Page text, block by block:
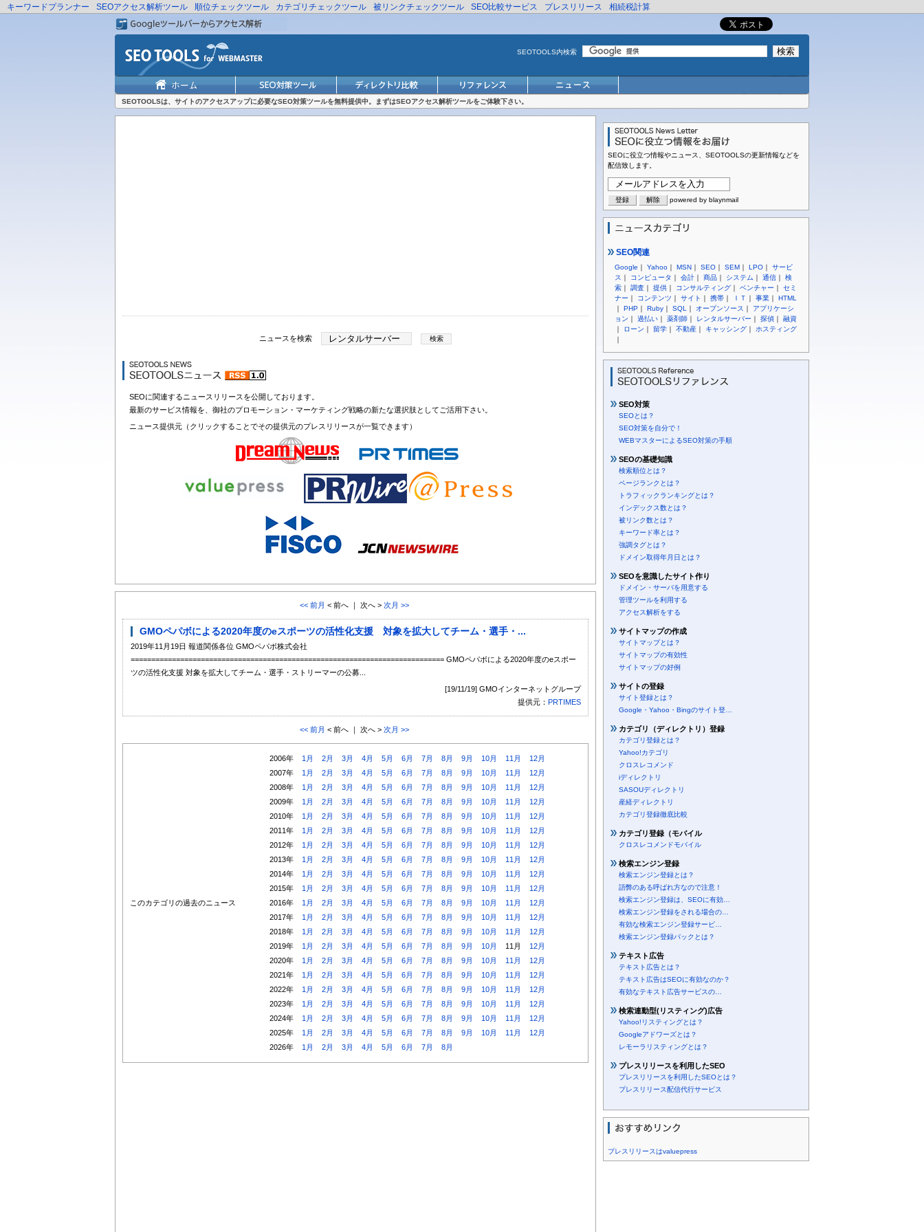
キーワードプランナー SEOアクセス解析ツール 順位チェックツール カテゴリチェックツール 被リンクチェックツール SEO比較サービス プレスリリース 相続税計算
SEOTOOLS内検索
SEOTOOLSは、サイトのアクセスアップに必要なSEO対策ツールを無料提供中。まずはSEOアクセス解析ツールをご体験下さい。
ニュースを検索
SEOに関連するニュースリリースを公開しております。
最新のサービス情報を、御社のプロモーション・マーケティング戦略の新たな選択肢としてご活用下さい。
ニュース提供元（クリックすることでその提供元のプレスリリースが一覧できます）
<< 前月 < 前へ ｜ 次へ > 次月 >>
GMOペパボによる2020年度のeスポーツの活性化支援 対象を拡大してチーム・選手・...
2019年11月19日 報道関係各位 GMOペパボ株式会社
============================================================================ GMOペパボによる2020年度のeスポー
ツの活性化支援 対象を拡大してチーム・選手・ストリーマーの公募...
[19/11/19] GMOインターネットグループ
提供元： PRTIMES
<< 前月 < 前へ ｜ 次へ > 次月 >>
このカテゴリの過去のニュース
2006年 1月 2月 3月 4月 5月 6月 7月 8月 9月 10月 11月
12月
2007年
1月 2月 3月 4月 5月 6月 7月 8月 9月 10月 11月
12月
2008年
1月 2月 3月 4月 5月 6月 7月 8月 9月 10月 11月
12月
2009年
1月 2月 3月 4月 5月 6月 7月 8月 9月 10月 11月
12月
2010年
1月 2月 3月 4月 5月 6月 7月 8月 9月 10月 11月
12月
2011年
1月 2月 3月 4月 5月 6月 7月 8月 9月 10月 11月
12月
2012年
1月 2月 3月 4月 5月 6月 7月 8月 9月 10月 11月
12月
2013年
1月 2月 3月 4月 5月 6月 7月 8月 9月 10月 11月
12月
2014年
1月 2月 3月 4月 5月 6月 7月 8月 9月 10月 11月
12月
2015年
1月 2月 3月 4月 5月 6月 7月 8月 9月 10月 11月
12月
2016年
1月 2月 3月 4月 5月 6月 7月 8月 9月 10月 11月
12月
2017年
1月 2月 3月 4月 5月 6月 7月 8月 9月 10月 11月
12月
2018年
1月 2月 3月 4月 5月 6月 7月 8月 9月 10月 11月
12月
2019年
1月 2月 3月 4月 5月 6月 7月 8月 9月 10月 11月
12月
2020年
1月 2月 3月 4月 5月 6月 7月 8月 9月 10月 11月
12月
2021年
1月 2月 3月 4月 5月 6月 7月 8月 9月 10月 11月
12月
2022年
1月 2月 3月 4月 5月 6月 7月 8月 9月 10月 11月
12月
2023年
1月 2月 3月 4月 5月 6月 7月 8月 9月 10月 11月
12月
2024年
1月 2月 3月 4月 5月 6月 7月 8月 9月 10月 11月
12月
2025年
1月 2月 3月 4月 5月 6月 7月 8月 9月 10月 11月
12月
2026年
1月 2月 3月 4月 5月 6月 7月 8月
SEOに役立つ情報やニュース、SEOTOOLSの更新情報などを
配信致します。
powered by blaynmail
SEO関連
Google ｜ Yahoo ｜ MSN ｜ SEO ｜ SEM ｜ LPO ｜ サービ
ス ｜ コンピュータ ｜ 会計 ｜ 商品 ｜ システム ｜ 通信 ｜ 検
索 ｜ 調査 ｜ 提供 ｜ コンサルティング ｜ ベンチャー ｜ セミ
ナー ｜ コンテンツ ｜ サイト ｜ 携帯 ｜ ＩＴ ｜ 事業 ｜ HTML
｜ PHP ｜ Ruby ｜ SQL ｜ オープンソース ｜ アプリケーシ
ョン ｜ 過払い ｜ 薬剤師 ｜ レンタルサーバー ｜ 探偵 ｜ 融資
｜ ローン ｜ 留学 ｜ 不動産 ｜ キャッシング ｜ ホスティング
｜
SEO対策
SEOとは？
SEO対策を自分で！
WEBマスターによるSEO対策の手順
SEOの基礎知識
検索順位とは？
ページランクとは？
トラフィックランキングとは？
インデックス数とは？
被リンク数とは？
キーワード率とは？
強調タグとは？
ドメイン取得年月日とは？
SEOを意識したサイト作り
ドメイン・サーバを用意する
管理ツールを利用する
アクセス解析をする
サイトマップの作成
サイトマップとは？
サイトマップの有効性
サイトマップの好例
サイトの登録
サイト登録とは？
Google・Yahoo・Bingのサイト登…
カテゴリ（ディレクトリ）登録
カテゴリ登録とは？
Yahoo!カテゴリ
クロスレコメンド
iディレクトリ
SASOUディレクトリ
産経ディレクトリ
カテゴリ登録徹底比較
カテゴリ登録（モバイル
クロスレコメンドモバイル
検索エンジン登録
検索エンジン登録とは？
語弊のある呼ばれ方なので注意！
検索エンジン登録は、SEOに有効…
検索エンジン登録をされる場合の…
有効な検索エンジン登録サービ…
検索エンジン登録パックとは？
テキスト広告
テキスト広告とは？
テキスト広告はSEOに有効なのか？
有効なテキスト広告サービスの…
検索連動型(リスティング)広告
Yahoo!リスティングとは？
Googleアドワーズとは？
レモーラリスティングとは？
プレスリリースを利用したSEO
プレスリリースを利用したSEOとは？
プレスリリース配信代行サービス
プレスリリースはvaluepress